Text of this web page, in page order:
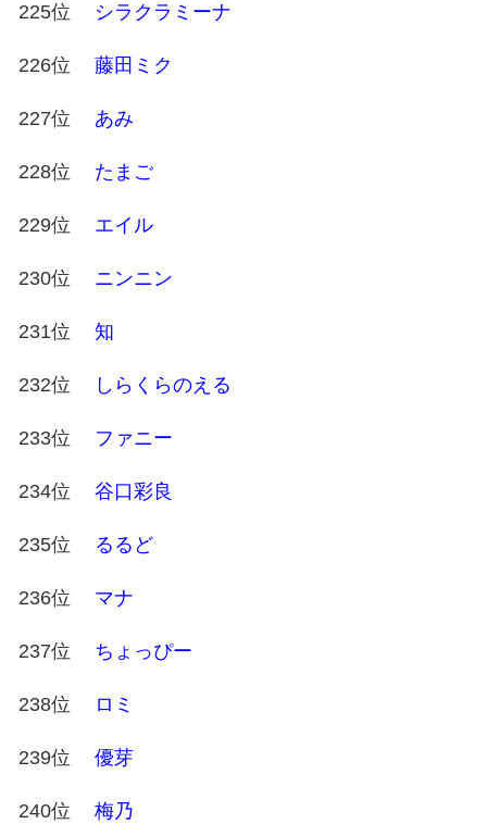
225位 シラクラミーナ
226位 藤田ミク
227位 あみ
228位 たまご
229位 エイル
230位 ニンニン
231位 知
232位 しらくらのえる
233位 ファニー
234位 谷口彩良
235位 るるど
236位 マナ
237位 ちょっぴー
238位 ロミ
239位 優芽
240位 梅乃